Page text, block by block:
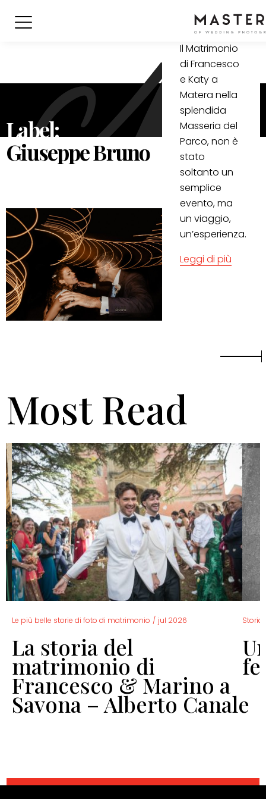
Label:
Giuseppe Bruno
Bruno
Il Matrimonio
di Francesco
e Katy a
Matera nella
splendida
Masseria del
Parco, non è
stato
soltanto un
semplice
evento, ma
un viaggio,
un’esperienza.
Leggi di più
Most Read
Le più belle storie di foto di matrimonio / jul 2026
La storia del
matrimonio di
Francesco & Marino a
Savona – Alberto Canale
Storia